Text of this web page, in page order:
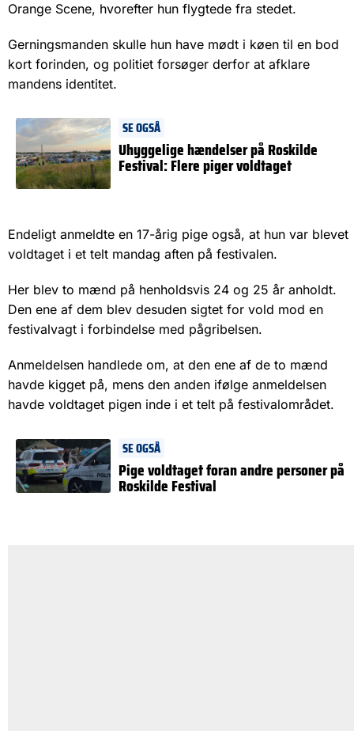
Orange Scene, hvorefter hun flygtede fra stedet.
Gerningsmanden skulle hun have mødt i køen til en bod
kort forinden, og politiet forsøger derfor at afklare
mandens identitet.
SE OGSÅ
Uhyggelige hændelser på Roskilde
Festival: Flere piger voldtaget
Endeligt anmeldte en 17-årig pige også, at hun var blevet
voldtaget i et telt mandag aften på festivalen.
Her blev to mænd på henholdsvis 24 og 25 år anholdt.
Den ene af dem blev desuden sigtet for vold mod en
festivalvagt i forbindelse med pågribelsen.
Anmeldelsen handlede om, at den ene af de to mænd
havde kigget på, mens den anden ifølge anmeldelsen
havde voldtaget pigen inde i et telt på festivalområdet.
SE OGSÅ
Pige voldtaget foran andre personer på
Roskilde Festival